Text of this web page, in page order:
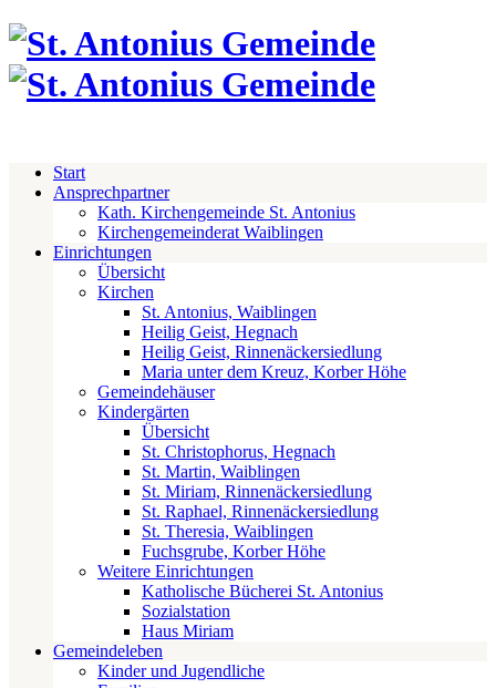
Start
Ansprechpartner
Kath. Kirchengemeinde St. Antonius
Kirchengemeinderat Waiblingen
Einrichtungen
Übersicht
Kirchen
St. Antonius, Waiblingen
Heilig Geist, Hegnach
Heilig Geist, Rinnenäckersiedlung
Maria unter dem Kreuz, Korber Höhe
Gemeindehäuser
Kindergärten
Übersicht
St. Christophorus, Hegnach
St. Martin, Waiblingen
St. Miriam, Rinnenäckersiedlung
St. Raphael, Rinnenäckersiedlung
St. Theresia, Waiblingen
Fuchsgrube, Korber Höhe
Weitere Einrichtungen
Katholische Bücherei St. Antonius
Sozialstation
Haus Miriam
Gemeindeleben
Kinder und Jugendliche